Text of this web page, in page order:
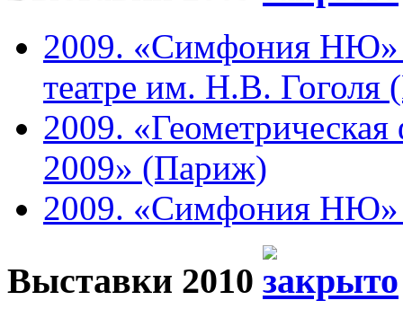
2009. «Симфония НЮ»
театре им. Н.В. Гоголя
2009.
2009» (Париж)
2009. «Симфония НЮ»
Выставки 2010